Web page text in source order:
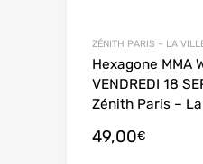
ZÉNITH PARIS – LA
Hexagone MMA
VENDREDI 18
Zénith Paris –
49,00€